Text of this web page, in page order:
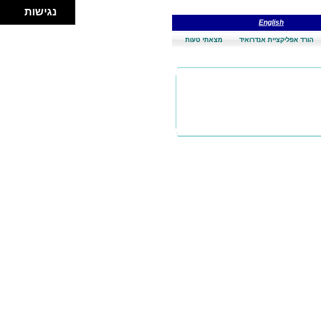
English
הורד אפליקציית אנדרואיד מצאתי טעות
נגישות